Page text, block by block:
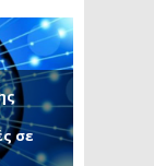
σε